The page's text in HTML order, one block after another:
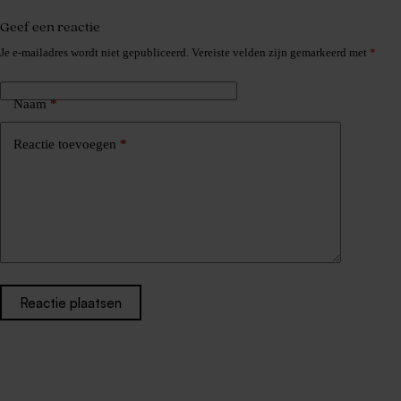
Geef een reactie
Je e-mailadres wordt niet gepubliceerd. Vereiste velden zijn gemarkeerd met *
Naam*
Reactie toevoegen *
Reactie plaatsen